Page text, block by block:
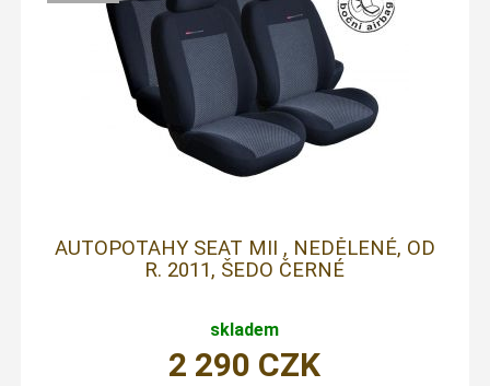
AUTOPOTAHY SEAT MII , NEDĚLENÉ, OD
R. 2011, ŠEDO ČERNÉ
skladem
2 290 CZK